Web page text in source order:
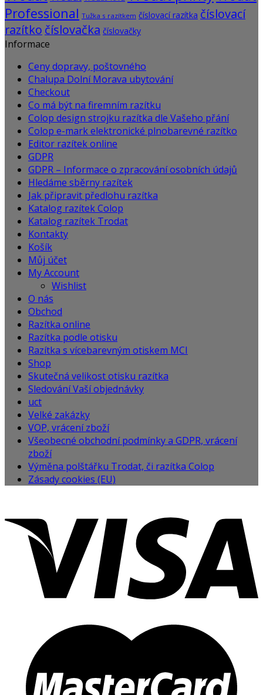
Professional Tužka s razítkem číslovací razítka číslovací
razítko číslovačka číslovačky
Informace
Ceny dopravy, poštovného
Chalupa Dolní Morava ubytování
Checkout
Co má být na firemním razítku
Colop design strojku razítka dle Vašeho přání
Colop e-mark elektronické plnobarevné razítko
Editor razítek online
GDPR
GDPR – Informace o zpracování osobních údajů
Hledáme sběrny razítek
Jak připravit předlohu razítka
Katalog razítek Colop
Katalog razítek Trodat
Kontakty
Košík
Můj účet
My Account
Wishlist
O nás
Obchod
Razítka online
Razítka podle otisku
Razítka s vícebarevným otiskem MCI
Shop
Skutečná velikost otisku razítka
Sledování Vaší objednávky
uct
Velké zakázky
VOP, vrácení zboží
Všeobecné obchodní podmínky a GDPR, vrácení
zboží
Výměna polštářku Trodat, či razítka Colop
Zásady cookies (EU)